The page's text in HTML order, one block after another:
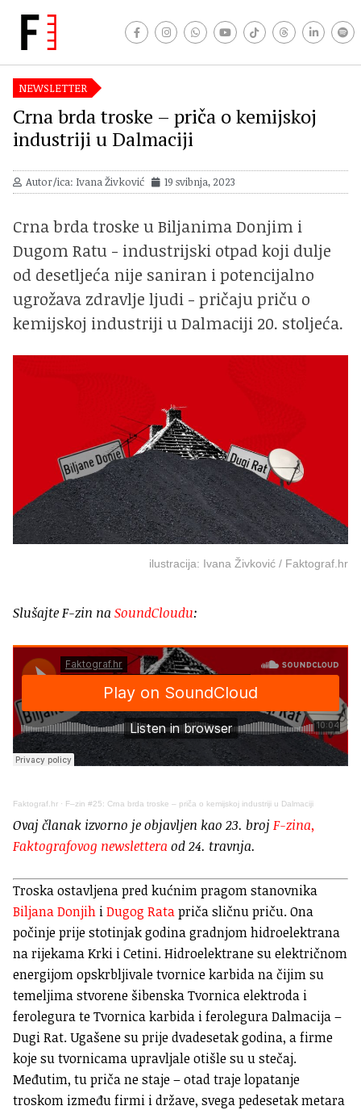
NEWSLETTER
Crna brda troske – priča o kemijskoj
industriji u Dalmaciji
Autor/ica: Ivana Živković 19 svibnja, 2023
Crna brda troske u Biljanima Donjim i
Dugom Ratu - industrijski otpad koji dulje
od desetljeća nije saniran i potencijalno
ugrožava zdravlje ljudi - pričaju priču o
kemijskoj industriji u Dalmaciji 20. stoljeća.
ilustracija: Ivana Živković / Faktograf.hr
Slušajte F-zin na SoundCloudu:
Faktograf.hr · F–zin #25: Crna brda troske – priča o kemijskoj industriji u Dalmaciji
Ovaj članak izvorno je objavljen kao 23. broj F-zina,
Faktografovog newslettera od 24. travnja.
Troska ostavljena pred kućnim pragom stanovnika
Biljana Donjih iDugog Ratapriča sličnu priču. Ona
počinje prije stotinjak godina gradnjom hidroelektrana
na rijekama Krki i Cetini. Hidroelektrane su električnom
energijom opskrbljivale tvornice karbida na čijim su
temeljima stvorene šibenska Tvornica elektroda i
ferolegura te Tvornica karbida i ferolegura Dalmacija –
Dugi Rat. Ugašene su prije dvadesetak godina, a firme
koje su tvornicama upravljale otišle su u stečaj.
Međutim, tu priča ne staje – otad traje lopatanje
troskom između firmi i države, svega pedesetak metara